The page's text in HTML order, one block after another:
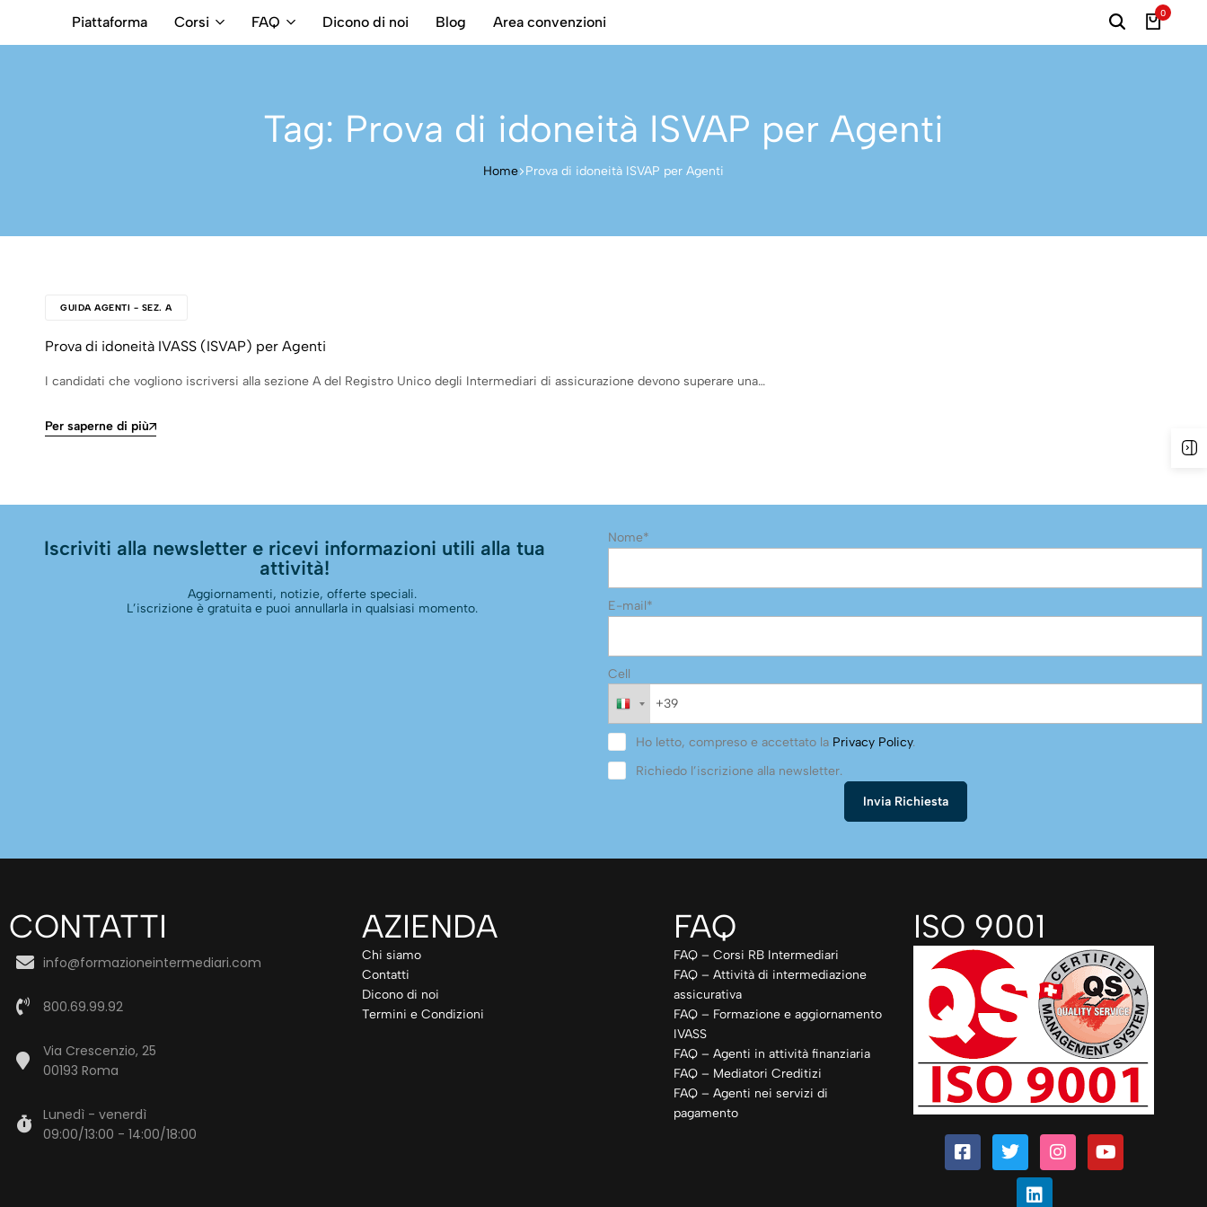
Piattaforma Corsi FAQ Dicono di noi Blog Area convenzioni
0
Tag: Prova di idoneità ISVAP per Agenti
Home Prova di idoneità ISVAP per Agenti
GUIDA AGENTI - SEZ. A
Prova di idoneità IVASS (ISVAP) per Agenti
I candidati che vogliono iscriversi alla sezione A del Registro Unico degli Intermediari di assicurazione devono superare una…
Per saperne di più
Iscriviti alla newsletter e ricevi informazioni utili alla tua
attività!
Aggiornamenti, notizie, offerte speciali.
L’iscrizione è gratuita e puoi annullarla in qualsiasi momento.
Nome*
E-mail*
Cell
Ho letto, compreso e accettato la Privacy Policy.
Richiedo l’iscrizione alla newsletter.
CONTATTI
info@formazioneintermediari.com
800.69.99.92
Via Crescenzio, 25
00193 Roma
Lunedì - venerdì
09:00/13:00 - 14:00/18:00
AZIENDA
Chi siamo
Contatti
Dicono di noi
Termini e Condizioni
FAQ
FAQ – Corsi RB Intermediari
FAQ – Attività di intermediazione
assicurativa
FAQ – Formazione e aggiornamento
IVASS
FAQ – Agenti in attività finanziaria
FAQ – Mediatori Creditizi
FAQ – Agenti nei servizi di
pagamento
ISO 9001